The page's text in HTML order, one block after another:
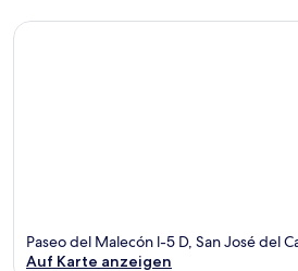
Paseo del Malecón l-5 D, San José del
Auf Karte anzeigen